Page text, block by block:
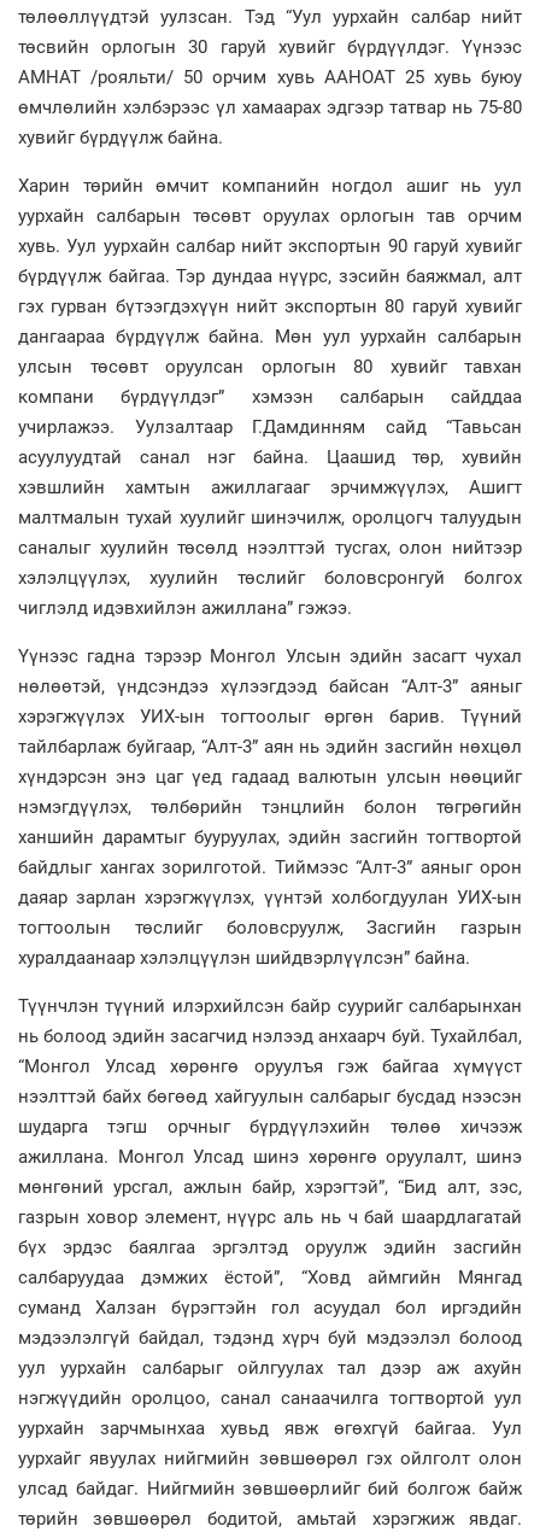
төлөөллүүдтэй уулзсан. Тэд “Уул уурхайн салбар нийт
төсвийн орлогын 30 гаруй хувийг бүрдүүлдэг. Үүнээс
АМНАТ /рояльти/ 50 орчим хувь ААНОАТ 25 хувь буюу
өмчлөлийн хэлбэрээс үл хамаарах эдгээр татвар нь 75-80
хувийг бүрдүүлж байна.
Харин төрийн өмчит компанийн ногдол ашиг нь уул
уурхайн салбарын төсөвт оруулах орлогын тав орчим
хувь. Уул уурхайн салбар нийт экспортын 90 гаруй хувийг
бүрдүүлж байгаа. Тэр дундаа нүүрс, зэсийн баяжмал, алт
гэх гурван бүтээгдэхүүн нийт экспортын 80 гаруй хувийг
дангаараа бүрдүүлж байна. Мөн уул уурхайн салбарын
улсын төсөвт оруулсан орлогын 80 хувийг тавхан
компани бүрдүүлдэг” хэмээн салбарын сайддаа
учирлажээ. Уулзалтаар Г.Дамдинням сайд “Тавьсан
асуулуудтай санал нэг байна. Цаашид төр, хувийн
хэвшлийн хамтын ажиллагааг эрчимжүүлэх, Ашигт
малтмалын тухай хуулийг шинэчилж, оролцогч талуудын
саналыг хуулийн төсөлд нээлттэй тусгах, олон нийтээр
хэлэлцүүлэх, хуулийн төслийг боловсронгуй болгох
чиглэлд идэвхийлэн ажиллана” гэжээ.
Үүнээс гадна тэрээр Монгол Улсын эдийн засагт чухал
нөлөөтэй, үндсэндээ хүлээгдээд байсан “Алт-3” аяныг
хэрэгжүүлэх УИХ-ын тогтоолыг өргөн барив. Түүний
тайлбарлаж буйгаар, “Алт-3” аян нь эдийн засгийн нөхцөл
хүндэрсэн энэ цаг үед гадаад валютын улсын нөөцийг
нэмэгдүүлэх, төлбөрийн тэнцлийн болон төгрөгийн
ханшийн дарамтыг бууруулах, эдийн засгийн тогтвортой
байдлыг хангах зорилготой. Тиймээс “Алт-3” аяныг орон
даяар зарлан хэрэгжүүлэх, үүнтэй холбогдуулан УИХ-ын
тогтоолын төслийг боловсруулж, Засгийн газрын
хуралдаанаар хэлэлцүүлэн шийдвэрлүүлсэн” байна.
Түүнчлэн түүний илэрхийлсэн байр суурийг салбарынхан
нь болоод эдийн засагчид нэлээд анхаарч буй. Тухайлбал,
“Монгол Улсад хөрөнгө оруулъя гэж байгаа хүмүүст
нээлттэй байх бөгөөд хайгуулын салбарыг бусдад нээсэн
шударга тэгш орчныг бүрдүүлэхийн төлөө хичээж
ажиллана. Монгол Улсад шинэ хөрөнгө оруулалт, шинэ
мөнгөний урсгал, ажлын байр, хэрэгтэй”, “Бид алт, зэс,
газрын ховор элемент, нүүрс аль нь ч бай шаардлагатай
бүх эрдэс баялгаа эргэлтэд оруулж эдийн засгийн
салбаруудаа дэмжих ёстой”, “Ховд аймгийн Мянгад
суманд Халзан бүрэгтэйн гол асуудал бол иргэдийн
мэдээлэлгүй байдал, тэдэнд хүрч буй мэдээлэл болоод
уул уурхайн салбарыг ойлгуулах тал дээр аж ахуйн
нэгжүүдийн оролцоо, санал санаачилга тогтвортой уул
уурхайн зарчмынхаа хувьд явж өгөхгүй байгаа. Уул
уурхайг явуулах нийгмийн зөвшөөрөл гэх ойлголт олон
улсад байдаг. Нийгмийн зөвшөөрлийг бий болгож байж
төрийн зөвшөөрөл бодитой, амьтай хэрэгжиж явдаг.